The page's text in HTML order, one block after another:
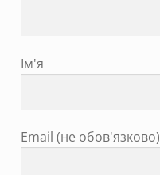
Ім'я
Email (не обов'язково)